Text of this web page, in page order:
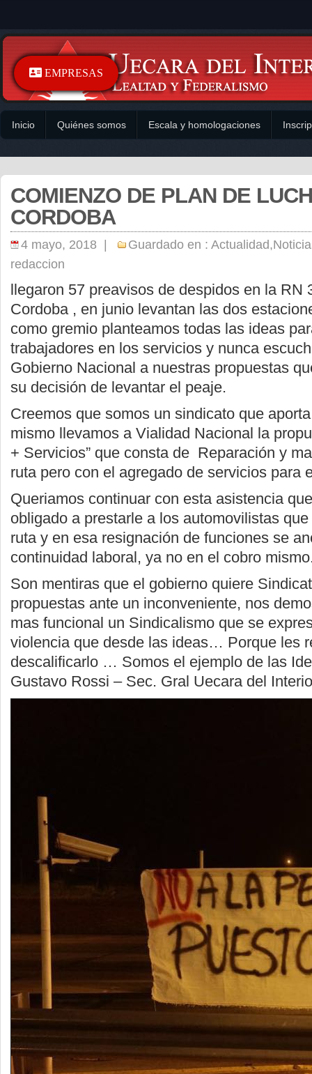
Inicio Quiénes somos Escala y homologaciones
COMIENZO DE PLAN DE
CORDOBA
4 mayo, 2018 | Guardado en : Actualidad,
redaccion
llegaron 57 preavisos de despidos en la RN
Cordoba , en junio levantan las dos
como gremio planteamos todas las ideas
trabajadores en los servicios y nunca
Gobierno Nacional a nuestras propuestas
su decisión de levantar el peaje.
Creemos que somos un sindicato que
mismo llevamos a Vialidad Nacional la
+ Servicios” que consta de Reparación y
ruta pero con el agregado de servicios para
Queriamos continuar con esta asistencia
obligado a prestarle a los automovilistas
ruta y en esa resignación de funciones se
continuidad laboral, ya no en el cobro
Son mentiras que el gobierno quiere
propuestas ante un inconveniente, nos
mas funcional un Sindicalismo que se
violencia que desde las ideas… Porque les
descalificarlo … Somos el ejemplo de las
Gustavo Rossi – Sec. Gral Uecara del
EMPRESAS